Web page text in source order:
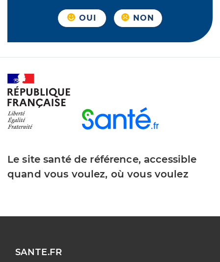
OUI NON
Le site santé de référence, accessible
quand vous voulez, où vous voulez
SANTE.FR